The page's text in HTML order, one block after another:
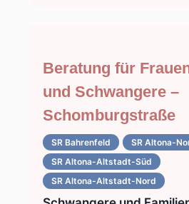
Beratung für
und Schwangere –
Schomburgstraße
SR Bahrenfeld
SR Altona-
SR Altona-Altstadt-Süd
SR Altona-Altstadt-Nord